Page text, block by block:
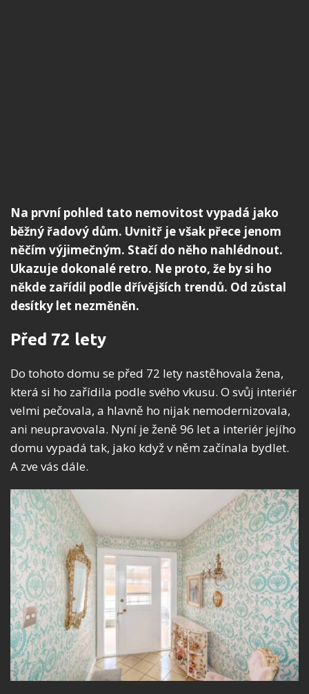
Na první pohled tato nemovitost vypadá jako
běžný řadový dům. Uvnitř je však přece jenom
něčím výjimečným. Stačí do něho nahlédnout.
Ukazuje dokonalé retro. Ne proto, že by si ho
někde zařídil podle dřívějších trendů. Od zůstal
desítky let nezměněn.
Před 72 lety
Do tohoto domu se před 72 lety nastěhovala žena,
která si ho zařídila podle svého vkusu. O svůj interiér
velmi pečovala, a hlavně ho nijak nemodernizovala,
ani neupravovala. Nyní je ženě 96 let a interiér jejího
domu vypadá tak, jako když v něm začínala bydlet.
A zve vás dále.